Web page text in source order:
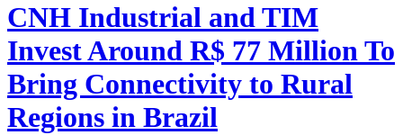
CNH Industrial and TIM
Invest Around R$ 77 Million To
Bring Connectivity to Rural
Regions in Brazil